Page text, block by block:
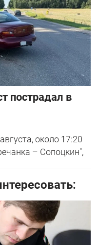
пострадал в
около 17:20
– Сопоцкин",